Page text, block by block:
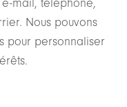
mail, téléphone,
Nous pouvons
pour personnaliser